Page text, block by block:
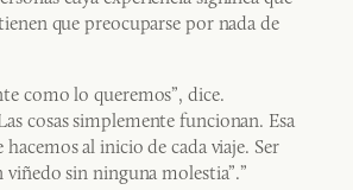
que preocuparse por nada de
como lo queremos”, dice.
cosas simplemente funcionan. Esa
hacemos al inicio de cada viaje. Ser
sin ninguna molestia”.”